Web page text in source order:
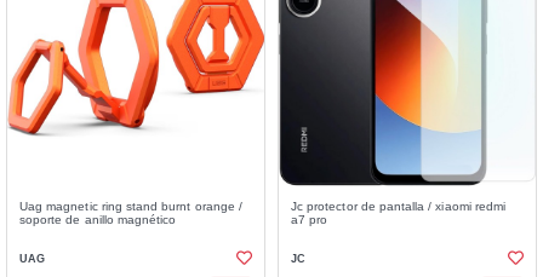
Uag magnetic ring stand burnt orange /
soporte de anillo magnético
UAG
Jc protector de pantalla / xiaomi redmi
a7 pro
JC